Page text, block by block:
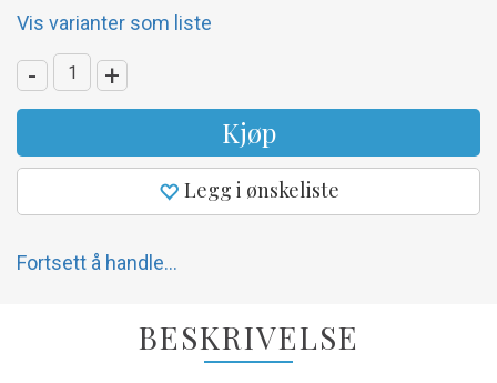
Vis varianter som liste
- +
Kjøp
Legg i ønskeliste
Fortsett å handle...
BESKRIVELSE